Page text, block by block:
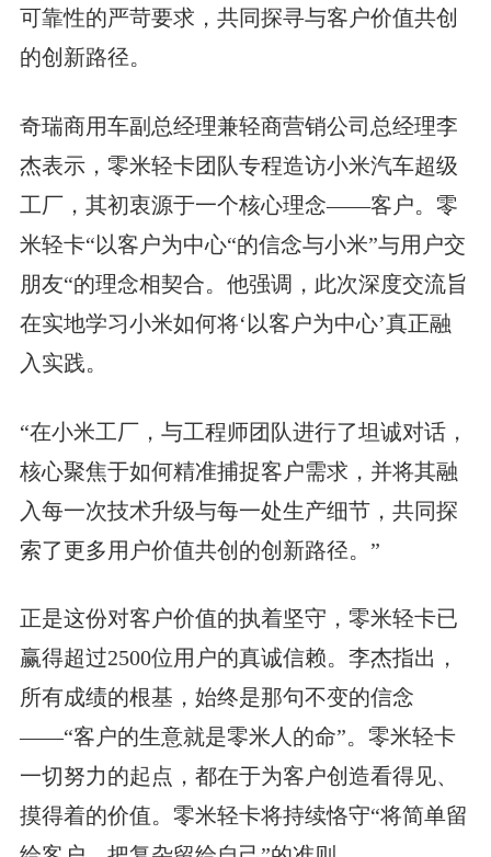
可靠性的严苛要求，共同探寻与客户价值共创
的创新路径。
奇瑞商用车副总经理兼轻商营销公司总经理李
杰表示，零米轻卡团队专程造访小米汽车超级
工厂，其初衷源于一个核心理念——客户。零
米轻卡“以客户为中心“的信念与小米”与用户交
朋友“的理念相契合。他强调，此次深度交流旨
在实地学习小米如何将‘以客户为中心’真正融
入实践。
“在小米工厂，与工程师团队进行了坦诚对话，
核心聚焦于如何精准捕捉客户需求，并将其融
入每一次技术升级与每一处生产细节，共同探
索了更多用户价值共创的创新路径。”
正是这份对客户价值的执着坚守，零米轻卡已
赢得超过2500位用户的真诚信赖。李杰指出，
所有成绩的根基，始终是那句不变的信念
——“客户的生意就是零米人的命”。零米轻卡
一切努力的起点，都在于为客户创造看得见、
摸得着的价值。零米轻卡将持续恪守“将简单留